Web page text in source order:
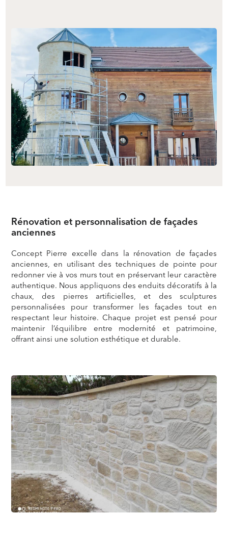
Rénovation et personnalisation de façades
anciennes
Concept Pierre excelle dans la rénovation de façades
anciennes, en utilisant des techniques de pointe pour
redonner vie à vos murs tout en préservant leur caractère
authentique. Nous appliquons des enduits décoratifs à la
chaux, des pierres artificielles, et des sculptures
personnalisées pour transformer les façades tout en
respectant leur histoire. Chaque projet est pensé pour
maintenir l’équilibre entre modernité et patrimoine,
offrant ainsi une solution esthétique et durable.